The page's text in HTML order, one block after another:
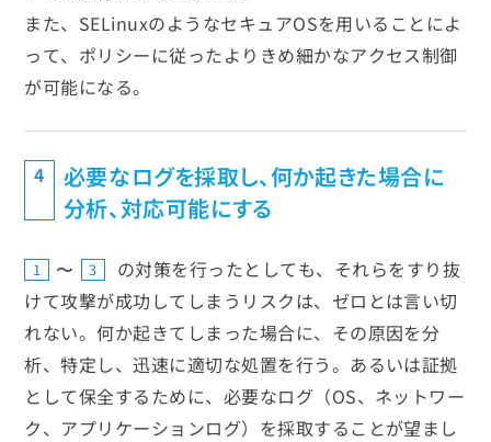
また、SELinuxのようなセキュアOSを用いることによ
って、ポリシーに従ったよりきめ細かなアクセス制御
が可能になる。
4
必要なログを採取し、何か起きた場合に
分析、対応可能にする
1 〜 3
の対策を行ったとしても、それらをすり抜
けて攻撃が成功してしまうリスクは、ゼロとは言い切
れない。何か起きてしまった場合に、その原因を分
析、特定し、迅速に適切な処置を行う。あるいは証拠
として保全するために、必要なログ（OS、ネットワー
ク、アプリケーションログ）を採取することが望まし